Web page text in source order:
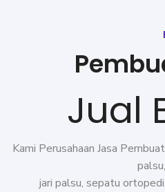
Jual
Kami Perusahaan Jasa
jari palsu, sepatu